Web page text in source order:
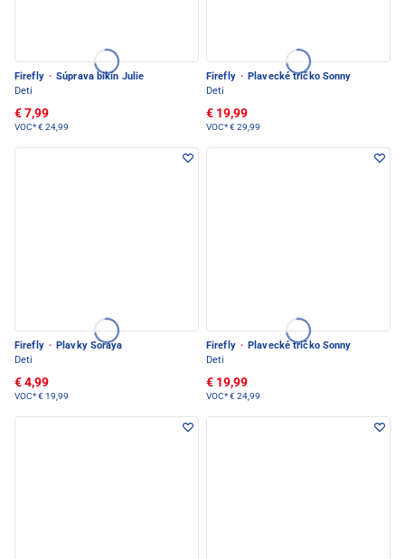
Firefly · Súprava bikín Julie
Deti
€ 7,99
VOC*€ 24,99
Firefly · Plavecké tričko Sonny
Deti
€ 19,99
VOC*€ 29,99
Firefly · Plavky Soraya
Deti
€ 4,99
VOC*€ 19,99
Firefly · Plavecké tričko Sonny
Deti
€ 19,99
VOC*€ 24,99